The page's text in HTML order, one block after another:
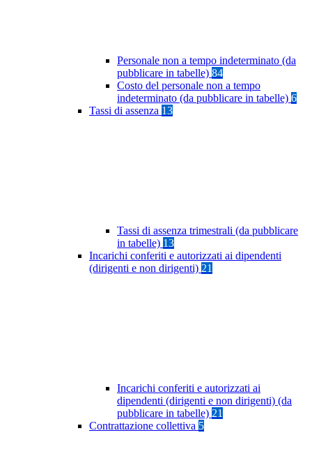
Personale non a tempo indeterminato (da
pubblicare in tabelle) 84
Costo del personale non a tempo
indeterminato (da pubblicare in tabelle) 6
Tassi di assenza 13
Tassi di assenza trimestrali (da pubblicare
in tabelle) 13
Incarichi conferiti e autorizzati ai dipendenti
(dirigenti e non dirigenti) 21
Incarichi conferiti e autorizzati ai
dipendenti (dirigenti e non dirigenti) (da
pubblicare in tabelle) 21
Contrattazione collettiva 5